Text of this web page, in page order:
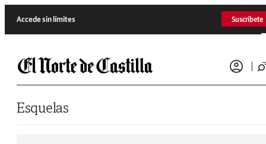
Accede sin límites Suscríbete
Esquelas